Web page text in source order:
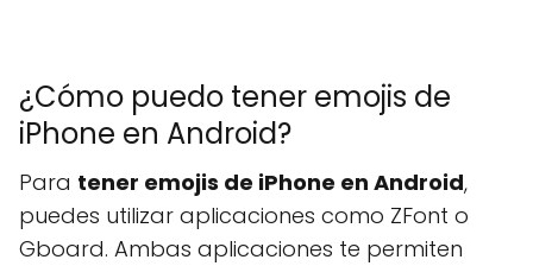
¿Cómo puedo tener emojis de
iPhone en Android?
Para tener emojis de iPhone en Android,
puedes utilizar aplicaciones como ZFont o
Gboard. Ambas aplicaciones te permiten